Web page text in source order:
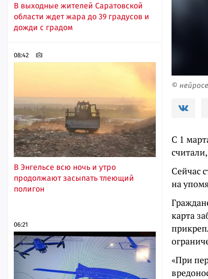
В выходные жителей Саратовской
области ждет жара до 39 градусов и
дожди с градом
08:42
В Энгельсе всю ночь и утро
продолжают засыпать тлеющий
полигон
06:21
©
С 1
Сейчас
на
карта
«При